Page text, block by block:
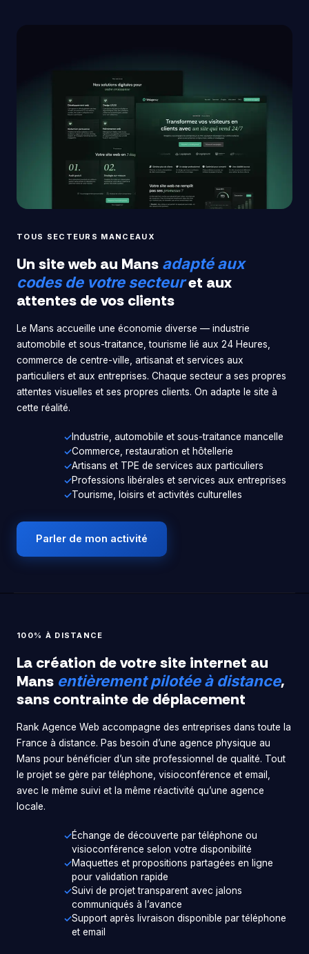
TOUS SECTEURS MANCEAUX
Un site web au Mans adapté aux
codes de votre secteuret aux
attentes de vos clients
Le Mans accueille une économie diverse — industrie
automobile et sous-traitance, tourisme lié aux 24 Heures,
commerce de centre-ville, artisanat et services aux
particuliers et aux entreprises. Chaque secteur a ses propres
attentes visuelles et ses propres clients. On adapte le site à
cette réalité.
Industrie, automobile et sous-traitance mancelle
Commerce, restauration et hôtellerie
Artisans et TPE de services aux particuliers
Professions libérales et services aux entreprises
Tourisme, loisirs et activités culturelles
Parler de mon activité
100% À DISTANCE
La création de votre site internet au
Mans entièrement pilotée à distance,
sans contrainte de déplacement
Rank Agence Web accompagne des entreprises dans toute la
France à distance. Pas besoin d’une agence physique au
Mans pour bénéficier d’un site professionnel de qualité. Tout
le projet se gère par téléphone, visioconférence et email,
avec le même suivi et la même réactivité qu’une agence
locale.
Échange de découverte par téléphone ou
visioconférence selon votre disponibilité
Maquettes et propositions partagées en ligne
pour validation rapide
Suivi de projet transparent avec jalons
communiqués à l’avance
Support après livraison disponible par téléphone
et email